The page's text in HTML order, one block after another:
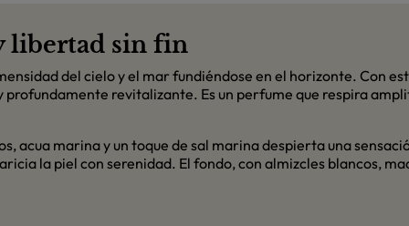
libertad sin fin
del cielo y el mar fundiéndose en el horizonte. Con
revitalizante. Es un perfume que respira
acua marina y un toque de sal marina despierta una
la piel con serenidad. El fondo, con almizcles blancos,